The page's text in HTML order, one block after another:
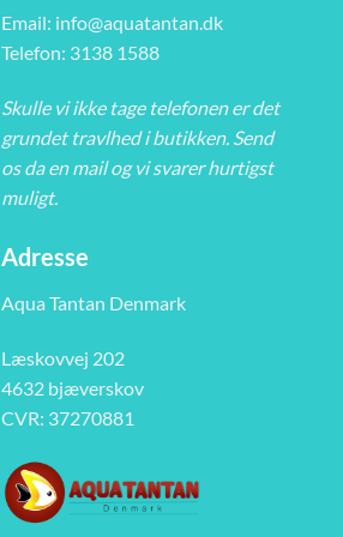
Email: info@aquatantan.dk
Telefon: 3138 1588
Skulle vi ikke tage telefonen er det
grundet travlhed i butikken. Send
os da en mail og vi svarer hurtigst
muligt.
Adresse
Aqua Tantan Denmark
Læskovvej 202
4632 bjæverskov
CVR: 37270881